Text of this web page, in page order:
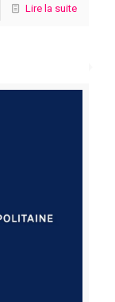
Lire la suite